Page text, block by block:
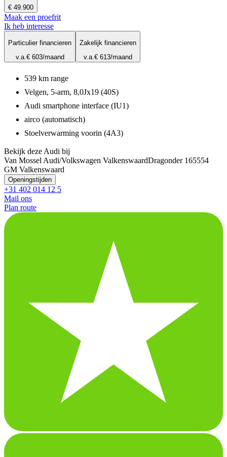
€ 49.900
Maak een proefrit
Ik heb interesse
Particulier financieren
v.a.€ 603/maand
Zakelijk financieren
v.a.€ 613/maand
539 km range
Velgen, 5-arm, 8,0Jx19 (40S)
Audi smartphone interface (IU1)
airco (automatisch)
Stoelverwarming voorin (4A3)
Bekijk deze Audi bij
Van Mossel Audi/Volkswagen ValkenswaardDragonder 165554
GM Valkenswaard
Openingstijden
+31 402 014 12 5
Mail ons
Plan route